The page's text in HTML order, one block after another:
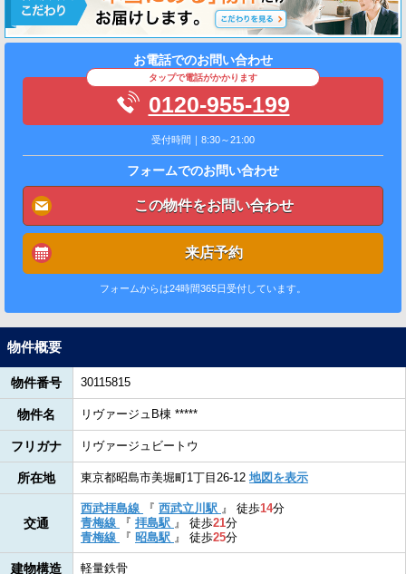
お電話でのお問い合わせ
タップで電話がかかります
0120-955-199
受付時間｜8:30～21:00
フォームでのお問い合わせ
この物件をお問い合わせ
来店予約
フォームからは24時間365日受付しています。
物件概要
物件番号 30115815
物件名 リヴァージュB棟 *****
フリガナ リヴァージュビートウ
所在地 東京都昭島市美堀町1丁目26-12 地図を表示
交通
西武拝島線 『 西武立川駅 』 徒歩14分
青梅線
『 拝島駅 』 徒歩21分
青梅線
『 昭島駅 』 徒歩25分
建物構造 軽量鉄骨